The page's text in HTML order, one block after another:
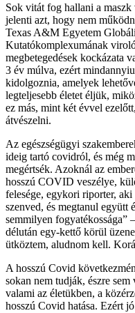
Sok vitát fog hallani a maszk
jelenti azt, hogy nem
Texas A&M Egyetem
Kutatókomplexumának
megbetegedések kockázata
3 év múlva, ezért
kidolgoznia, amelyek
legteljesebb életet éljük,
ez más, mint két évvel
átvészelni.
Az egészségügyi
ideig tartó covidról, és még
megértsék. Azoknál az
hosszú COVID veszélye,
felesége, egykori riporter,
szenved, és megtanul
semmilyen fogyatékossága”
délután egy-kettő körül
ütköztem, aludnom kell.
A hosszú Covid
sokan nem tudják, észre
valami az életükben, a
hosszú Covid hatása. Ezért